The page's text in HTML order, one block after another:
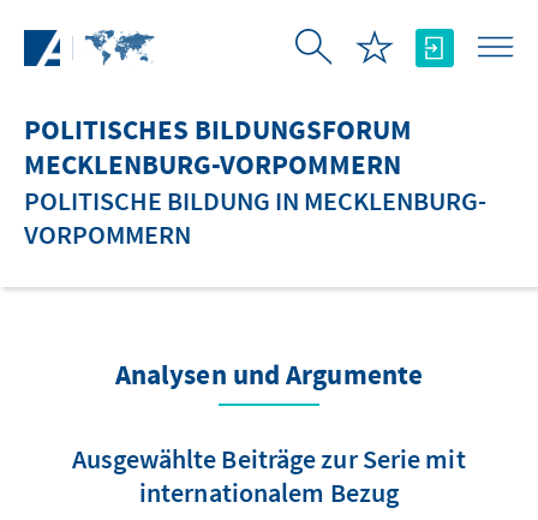
POLITISCHES BILDUNGSFORUM
MECKLENBURG-VORPOMMERN
POLITISCHE BILDUNG IN MECKLENBURG-
VORPOMMERN
Analysen und Argumente
Ausgewählte Beiträge zur Serie mit
internationalem Bezug